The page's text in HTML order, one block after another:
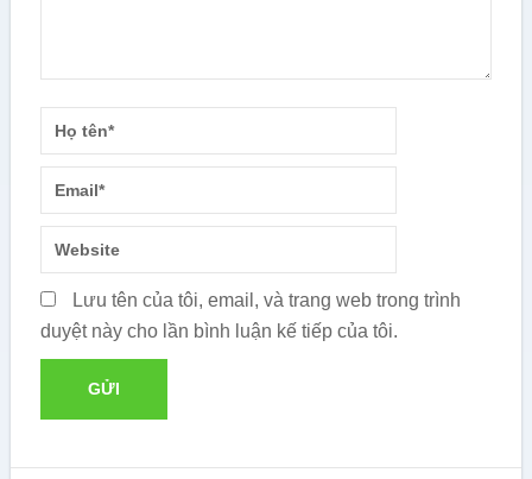
Lưu tên của tôi, email, và trang web trong trình
duyệt này cho lần bình luận kế tiếp của tôi.